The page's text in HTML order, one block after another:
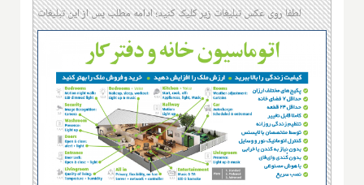
لطفا روی عکس تبلیغات زیر کلیک کنید؛ ادامه مطلب پس از این تبلیغات